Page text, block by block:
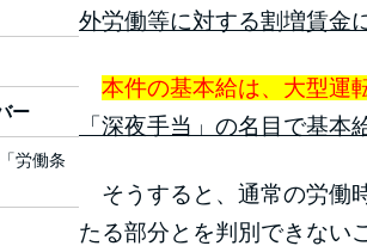
外労働等に対する割増賃金
本件の基本給は、大型運
「深夜手当」の名目で基本
そうすると、通常の労働
たる部分とを判別できない
ー
労働条